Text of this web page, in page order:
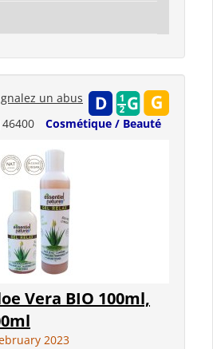
46400 Cosmétique / Beauté
un abus
Vera BIO 100ml,
2023